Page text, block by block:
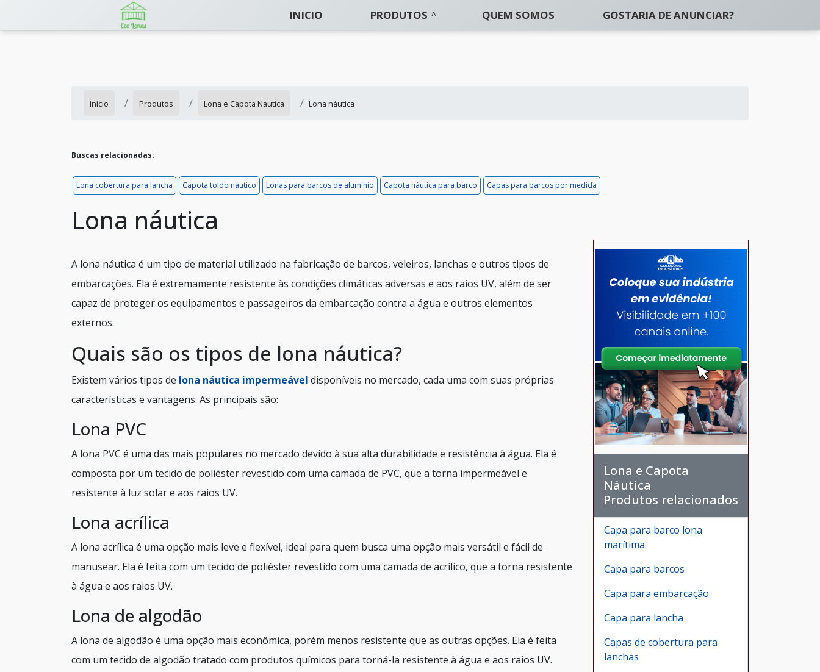
INICIO PRODUTOS QUEM SOMOS GOSTARIA DE ANUNCIAR?
Início Produtos Lona e Capota Náutica Lona náutica
Buscas relacionadas:
Lona cobertura para lancha Capota toldo náutico Lonas para barcos de alumínio Capota náutica para barco Capas para barcos por medida
Lona náutica
A lona náutica é um tipo de material utilizado na fabricação de barcos, veleiros, lanchas e outros tipos de
embarcações. Ela é extremamente resistente às condições climáticas adversas e aos raios UV, além de ser
capaz de proteger os equipamentos e passageiros da embarcação contra a água e outros elementos
externos.
Quais são os tipos de lona náutica?
Existem vários tipos de lona náutica impermeável disponíveis no mercado, cada uma com suas próprias
características e vantagens. As principais são:
Lona PVC
A lona PVC é uma das mais populares no mercado devido à sua alta durabilidade e resistência à água. Ela é
composta por um tecido de poliéster revestido com uma camada de PVC, que a torna impermeável e
resistente à luz solar e aos raios UV.
Lona acrílica
A lona acrílica é uma opção mais leve e flexível, ideal para quem busca uma opção mais versátil e fácil de
manusear. Ela é feita com um tecido de poliéster revestido com uma camada de acrílico, que a torna resistente
à água e aos raios UV.
Lona de algodão
A lona de algodão é uma opção mais econômica, porém menos resistente que as outras opções. Ela é feita
com um tecido de algodão tratado com produtos químicos para torná-la resistente à água e aos raios UV.
Lona e Capota
Náutica
Produtos relacionados
Capa para barco lona
marítima
Capa para barcos
Capa para embarcação
Capa para lancha
Capas de cobertura para
lanchas